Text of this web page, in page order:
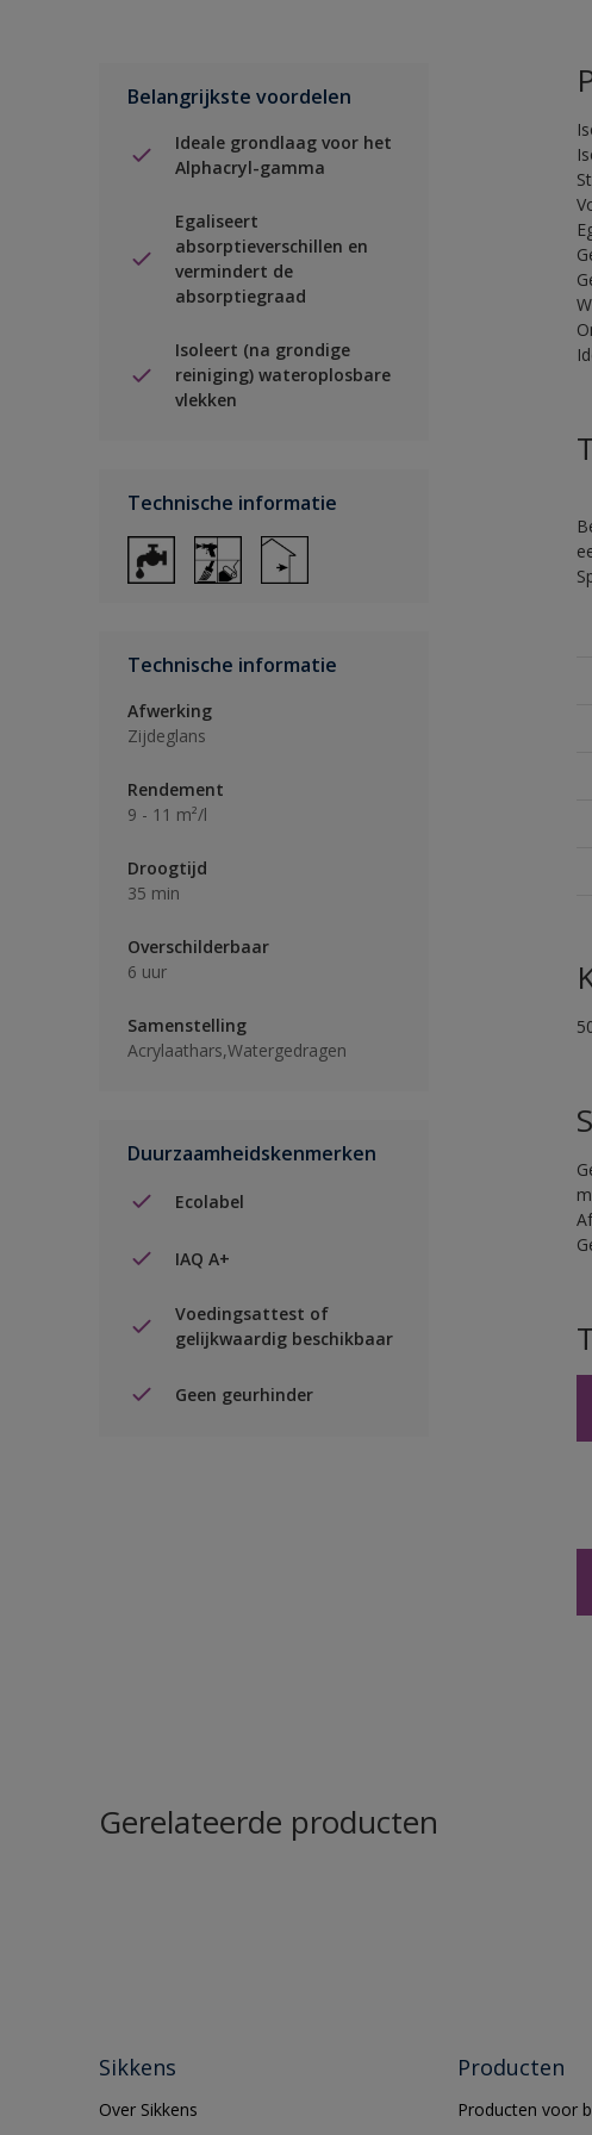
Belangrijkste voordelen
Ideale grondlaag voor het
Alphacryl-gamma
Egaliseert
absorptieverschillen en
vermindert de
absorptiegraad
Isoleert (na grondige
reiniging) wateroplosbare
vlekken
Technische informatie
Technische informatie
Afwerking
Zijdeglans
Rendement
9 - 11 m²/l
Droogtijd
35 min
Overschilderbaar
6 uur
Samenstelling
Acrylaathars,Watergedragen
Duurzaamheidskenmerken
Ecolabel
IAQ A+
Voedingsattest of
gelijkwaardig beschikbaar
Geen geurhinder
Gerelateerde producten
Sikkens
Over Sikkens
Producten
Producten voor